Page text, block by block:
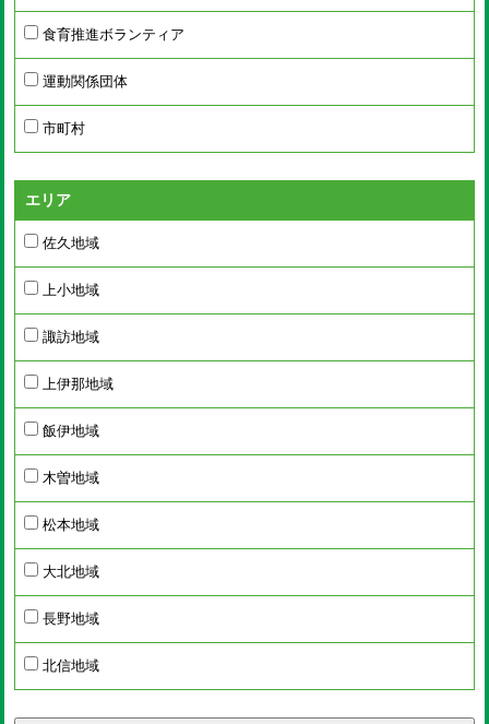
食育推進ボランティア
運動関係団体
市町村
エリア
佐久地域
上小地域
諏訪地域
上伊那地域
飯伊地域
木曽地域
松本地域
大北地域
長野地域
北信地域